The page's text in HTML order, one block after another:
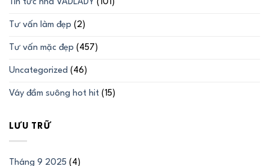
Tin tức nhà VADLADY (101)
Tư vấn làm đẹp (2)
Tư vấn mặc đẹp (457)
Uncategorized (46)
Váy đầm suông hot hit (15)
LƯU TRỮ
Tháng 9 2025 (4)